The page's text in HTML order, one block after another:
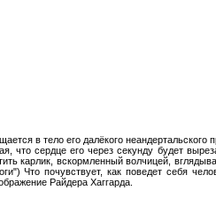
в тело его далёкого неандертальского
что сердце его через секунду будет
карлик, вскормленный волчицей,
Что почувствует, как поведет себя
Райдера Хаггарда.